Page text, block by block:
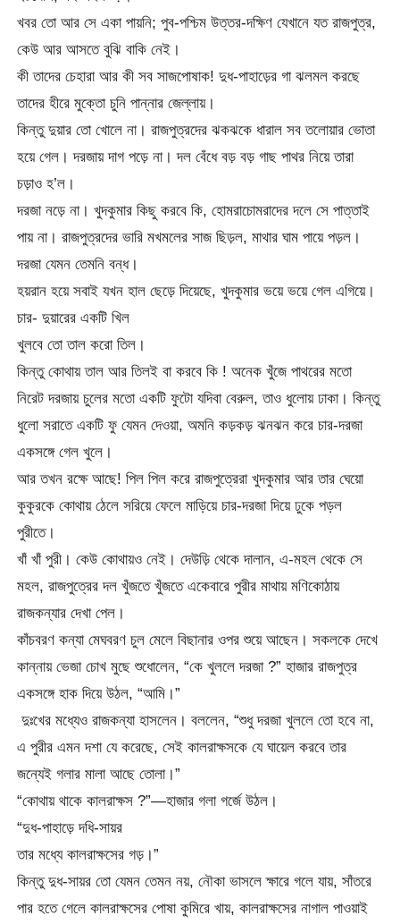
খবর তো আর সে একা পায়নি; পুব-পশ্চিম উত্তর-দক্ষিণ যেখানে যত রাজপুত্র,
কেউ আর আসতে বুঝি বাকি নেই।
কী তাদের চেহারা আর কী সব সাজপোষাক! দুধ-পাহাড়ের গা ঝলমল করছে
তাদের হীরে মুক্তো চুনি পান্নার জেল্লায়।
কিন্তু দুয়ার তো খোলে না। রাজপুত্রদের ঝকঝকে ধারাল সব তলোয়ার ভোতা
হয়ে গেল। দরজায় দাগ পড়ে না। দল বেঁধে বড় বড় গাছ পাথর নিয়ে তারা
চড়াও হ’ল।
দরজা নড়ে না। খুদকুমার কিছু করবে কি, হোমরাচোমরাদের দলে সে পাত্তাই
পায় না। রাজপুত্রদের ভারি মখমলের সাজ ছিড়ল, মাথার ঘাম পায়ে পড়ল।
দরজা যেমন তেমনি বন্ধ।
হয়রান হয়ে সবাই যখন হাল ছেড়ে দিয়েছে, খুদকুমার ভয়ে ভয়ে গেল এগিয়ে।
চার- দুয়ারের একটি খিল
খুলবে তো তাল করো তিল।
কিন্তু কোথায় তাল আর তিলই বা করবে কি ! অনেক খুঁজে পাথরের মতো
নিরেট দরজায় চুলের মতো একটি ফুটাে যদিবা বেরুল, তাও ধুলোয় ঢাকা। কিন্তু
ধুলো সরাতে একটি ফু যেমন দেওয়া, অমনি কড়কড় ঝনঝন করে চার-দরজা
একসঙ্গে গেল খুলে।
আর তখন রক্ষে আছে! পিল পিল করে রাজপুত্রেরা খুদকুমার আর তার ঘেয়ো
কুকুরকে কোথায় ঠেলে সরিয়ে ফেলে মাড়িয়ে চার-দরজা দিয়ে ঢুকে পড়ল
পুরীতে।
খাঁ খাঁ পুরী। কেউ কোথায়ও নেই। দেউড়ি থেকে দালান, এ-মহল থেকে সে
মহল, রাজপুত্রের দল খুঁজতে খুঁজতে একেবারে পুরীর মাথায় মণিকোঠায়
রাজকন্যার দেখা পেল।
কাঁচবরণ কন্যা মেঘবরণ চুল মেলে বিছানার ওপর শুয়ে আছেন। সকলকে দেখে
কান্নায় ভেজা চোখ মুছে শুধোলেন, “কে খুললে দরজা ?” হাজার রাজপুত্র
একসঙ্গে হাক দিয়ে উঠল, “আমি।”
দুঃখের মধ্যেও রাজকন্যা হাসলেন। বললেন, “শুধু দরজা খুললে তো হবে না,
এ পুরীর এমন দশা যে করেছে, সেই কালরাক্ষসকে যে ঘায়েল করবে তার
জন্যেই গলার মালা আছে তোলা।”
“কোথায় থাকে কালরাক্ষস ?”—হাজার গলা গর্জে উঠল।
“দুধ-পাহাড়ে দধি-সায়র
তার মধ্যে কালরাক্ষসের গড়।”
কিন্তু দুধ-সায়র তো যেমন তেমন নয়, নৌকা ভাসলে ক্ষারে গলে যায়, সাঁতরে
পার হতে গেলে কালরাক্ষসের পোষা কুমিরে খায়, কালরাক্ষসের নাগাল পাওয়াই